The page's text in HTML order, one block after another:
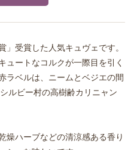
」受賞した人気キュヴェです。
ュートなコルクが一際目を引く
ラベルは、ニームとベジエの間
ルビー村の高樹齢カリニャン
燥ハーブなどの清涼感ある香り